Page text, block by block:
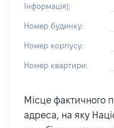
Інформація]:
Номер будинку:
Номер корпусу:
Номер квартири:
Місце фактичного
адреса, на яку